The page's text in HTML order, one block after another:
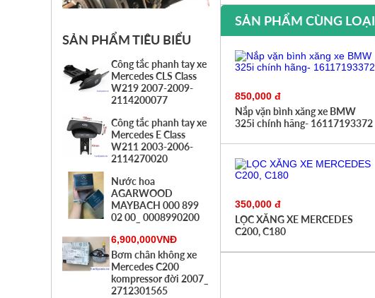
SẢN PHẨM TIÊU BIỂU
Công tắc phanh tay xe
Mercedes CLS Class
W219 2007-2009-
2114200077
Công tắc phanh tay xe
Mercedes E Class
W211 2003-2006-
2114270020
Nước hoa
AGARWOOD
MAYBACH 000 899
02 00_ 0008990200
6,900,000VNĐ
Bơm chân không xe
Mercedes C200
kompressor đời 2007_
2712301565
SẢN PHẨM CÙNG LOẠI
850,000 đ
Nắp vặn bình xăng xe BMW
325i chính hãng- 16117193372
350,000 đ
LỌC XĂNG XE MERCEDES
C200, C180